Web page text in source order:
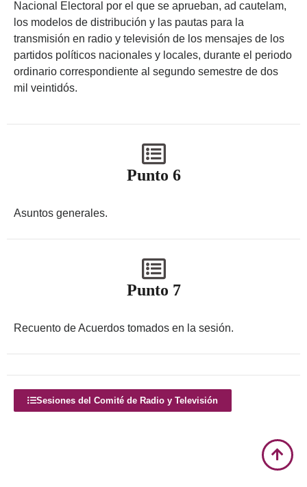
Nacional Electoral por el que se aprueban, ad cautelam,
los modelos de distribución y las pautas para la
transmisión en radio y televisión de los mensajes de los
partidos políticos nacionales y locales, durante el periodo
ordinario correspondiente al segundo semestre de dos
mil veintidós.
Punto 6
Asuntos generales.
Punto 7
Recuento de Acuerdos tomados en la sesión.
Sesiones del Comité de Radio y Televisión